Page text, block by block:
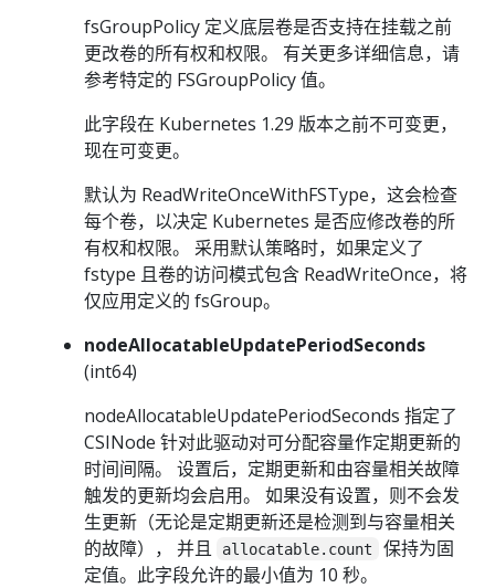
fsGroupPolicy 定义底层卷是否支持在挂载之前
更改卷的所有权和权限。 有关更多详细信息，请
参考特定的 FSGroupPolicy 值。
此字段在 Kubernetes 1.29 版本之前不可变更，
现在可变更。
默认为 ReadWriteOnceWithFSType，这会检查
每个卷，以决定 Kubernetes 是否应修改卷的所
有权和权限。 采用默认策略时，如果定义了
fstype 且卷的访问模式包含 ReadWriteOnce，将
仅应用定义的 fsGroup。
nodeAllocatableUpdatePeriodSeconds
(int64)
nodeAllocatableUpdatePeriodSeconds 指定了
CSINode 针对此驱动对可分配容量作定期更新的
时间间隔。 设置后，定期更新和由容量相关故障
触发的更新均会启用。 如果没有设置，则不会发
生更新（无论是定期更新还是检测到与容量相关
的故障）， 并且
allocatable.count
保持为固
定值。此字段允许的最小值为 10 秒。